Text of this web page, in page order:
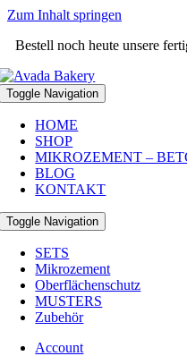
Zum Inhalt springen
Bestell noch heute unsere
Toggle Navigation
HOME
SHOP
MIKROZEMENT –
BLOG
KONTAKT
Toggle Navigation
SETS
Mikrozement
Oberflächenschutz
MUSTERS
Zubehör
Account